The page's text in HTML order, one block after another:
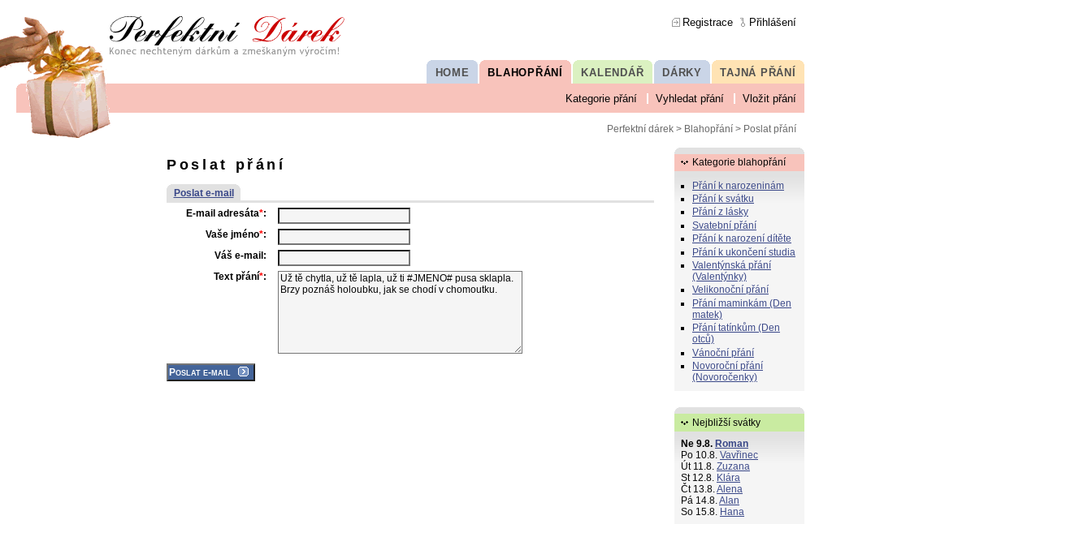
Registrace Přihlášení
TAJNÁ PŘÁNÍ
DÁRKY
KALENDÁŘ
BLAHOPŘÁNÍ
HOME
Kategorie přání Vyhledat přání Vložit přání
Perfektní dárek > Blahopřání > Poslat přání
Poslat přání
Poslat e-mail
E-mail adresáta*:
Vaše jméno*:
Váš e-mail:
Text přání*:
Kategorie blahopřání
Přání k narozeninám
Přání k svátku
Přání z lásky
Svatební přání
Přání k narození dítěte
Přání k ukončení studia
Valentýnská přání
(Valentýnky)
Velikonoční přání
Přání maminkám (Den
matek)
Přání tatínkům (Den
otců)
Vánoční přání
Novoroční přání
(Novoročenky)
Nejbližší svátky
Ne 9.8. Roman
Po 10.8. Vavřinec
Út 11.8. Zuzana
St 12.8. Klára
Čt 13.8. Alena
Pá 14.8. Alan
So 15.8. Hana